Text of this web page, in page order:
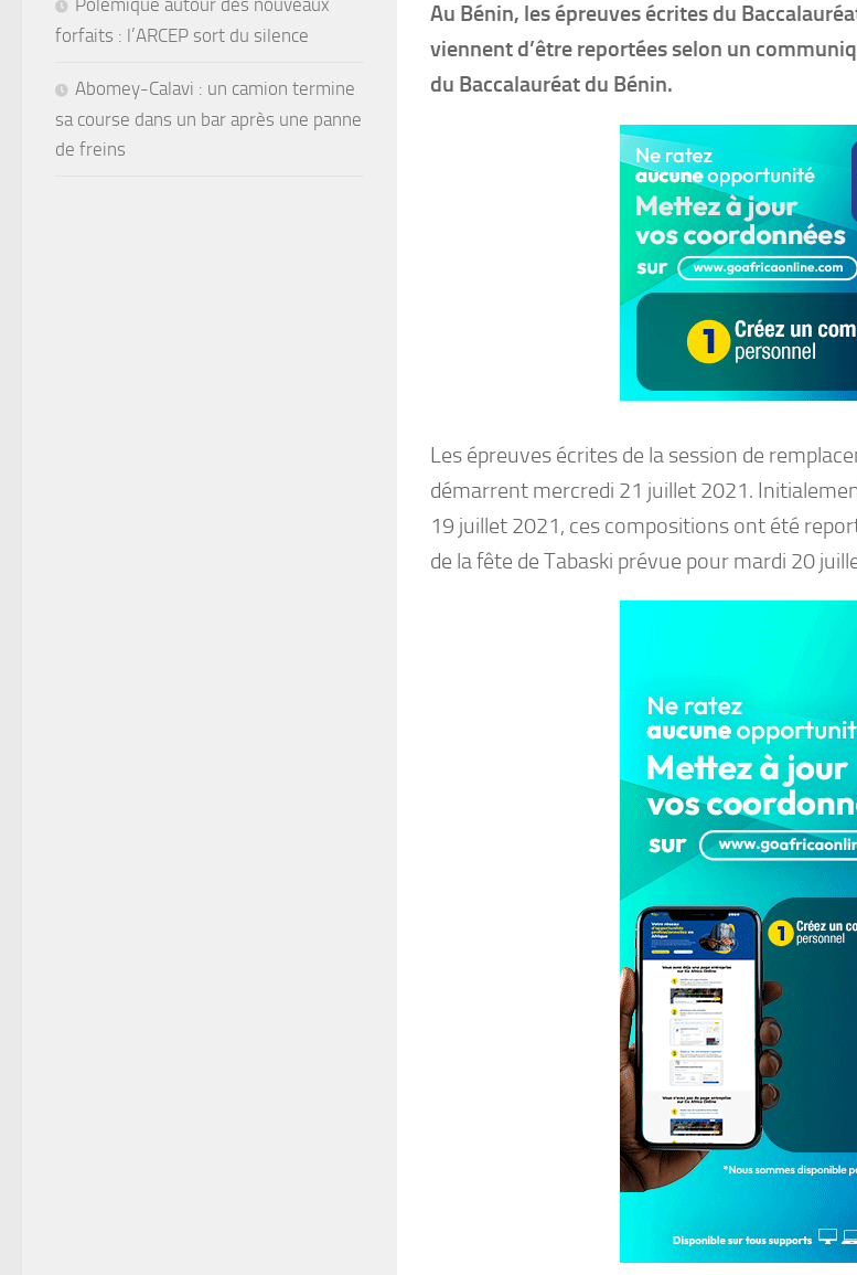
Au Bénin, les épreuves écrites du
viennent d’être reportées selon un
du Baccalauréat du Bénin.
Les épreuves écrites de la session de
démarrent mercredi 21 juillet 2021.
19 juillet 2021, ces compositions ont été
de la fête de Tabaski prévue pour mardi 20
Polémique autour des nouveaux
forfaits : l’ARCEP sort du silence
Abomey-Calavi : un camion termine
sa course dans un bar après une panne
de freins